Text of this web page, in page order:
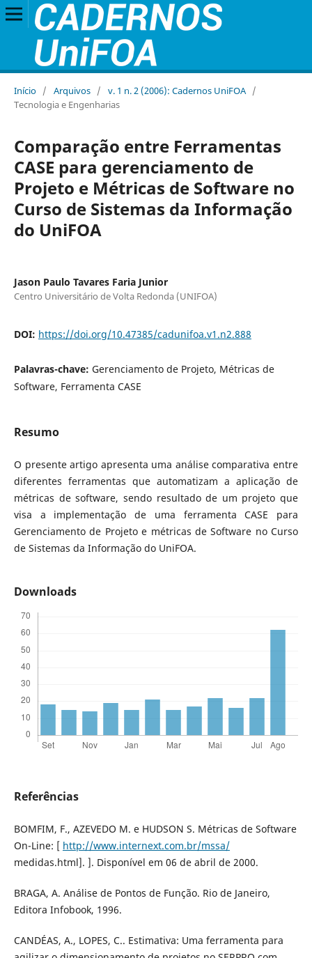
Início / Arquivos / v. 1 n. 2 (2006): Cadernos UniFOA /
Tecnologia e Engenharias
Comparação entre Ferramentas
CASE para gerenciamento de
Projeto e Métricas de Software no
Curso de Sistemas da Informação
do UniFOA
Jason Paulo Tavares Faria Junior
Centro Universitário de Volta Redonda (UNIFOA)
DOI: https://doi.org/10.47385/cadunifoa.v1.n2.888
Palavras-chave: Gerenciamento de Projeto, Métricas de
Software, Ferramenta CASE
Resumo
O presente artigo apresenta uma análise comparativa entre
diferentes ferramentas que automatizam a aplicação de
métricas de software, sendo resultado de um projeto que
visa a implementação de uma ferramenta CASE para
Gerenciamento de Projeto e métricas de Software no Curso
de Sistemas da Informação do UniFOA.
Downloads
Referências
BOMFIM, F., AZEVEDO M. e HUDSON S. Métricas de Software
On-Line: [ http://www.internext.com.br/mssa/
medidas.html]. ]. Disponível em 06 de abril de 2000.
BRAGA, A. Análise de Pontos de Função. Rio de Janeiro,
Editora Infobook, 1996.
CANDÉAS, A., LOPES, C.. Estimativa: Uma ferramenta para